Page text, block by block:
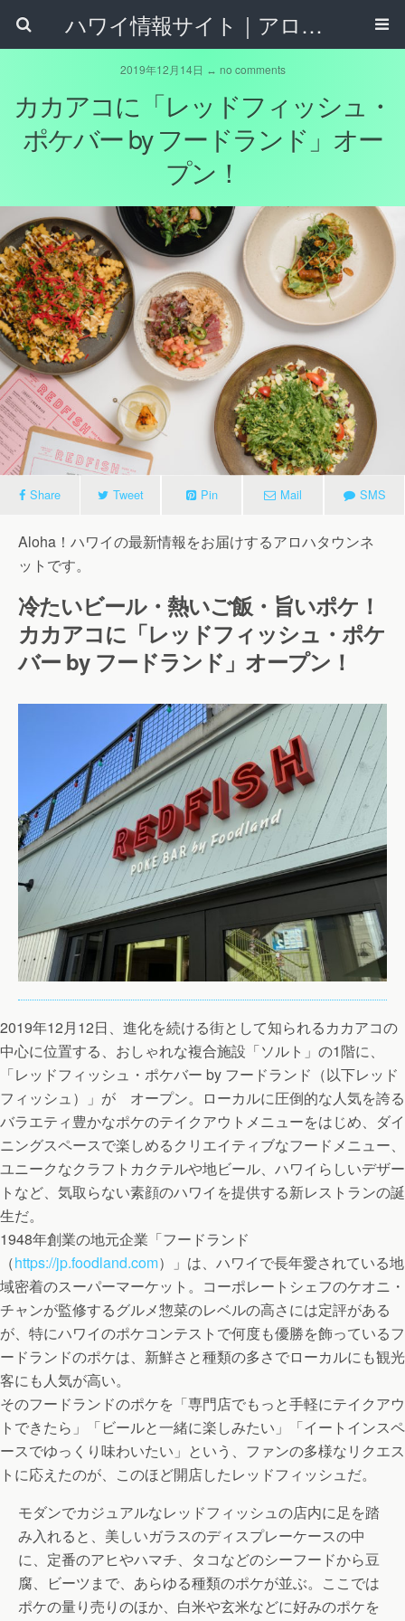
ハワイ情報サイト｜アロハタウンネット
2019年12月14日 ↔ no comments
カカアコに「レッドフィッシュ・
ポケバー by フードランド」オー
プン！
Share Tweet Pin Mail SMS
Aloha！ハワイの最新情報をお届けするアロハタウンネ
ットです。
冷たいビール・熱いご飯・旨いポケ！
カカアコに「レッドフィッシュ・ポケ
バー by フードランド」オープン！
2019年12月12日、進化を続ける街として知られるカカアコの
中心に位置する、おしゃれな複合施設「ソルト」の1階に、
「レッドフィッシュ・ポケバー by フードランド（以下レッド
フィッシュ）」が オープン。ローカルに圧倒的な人気を誇る
バラエティ豊かなポケのテイクアウトメニューをはじめ、ダイ
ニングスペースで楽しめるクリエイティブなフードメニュー、
ユニークなクラフトカクテルや地ビール、ハワイらしいデザー
トなど、気取らない素顔のハワイを提供する新レストランの誕
生だ。
1948年創業の地元企業「フードランド
（https://jp.foodland.com）」は、ハワイで長年愛されている地
域密着のスーパーマーケット。コーポレートシェフのケオニ・
チャンが監修するグルメ惣菜のレベルの高さには定評がある
が、特にハワイのポケコンテストで何度も優勝を飾っているフ
ードランドのポケは、新鮮さと種類の多さでローカルにも観光
客にも人気が高い。
そのフードランドのポケを「専門店でもっと手軽にテイクアウ
トできたら」「ビールと一緒に楽しみたい」「イートインスペ
ースでゆっくり味わいたい」という、ファンの多様なリクエス
トに応えたのが、このほど開店したレッドフィッシュだ。
モダンでカジュアルなレッドフィッシュの店内に足を踏
み入れると、美しいガラスのディスプレーケースの中
に、定番のアヒやハマチ、タコなどのシーフードから豆
腐、ビーツまで、あらゆる種類のポケが並ぶ。ここでは
ポケの量り売りのほか、白米や玄米などに好みのポケを